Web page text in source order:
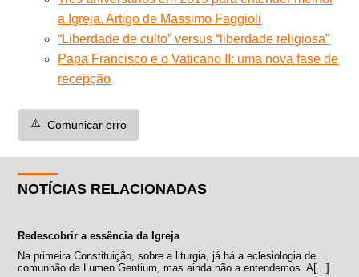
a Igreja. Artigo de Massimo Faggioli
“Liberdade de culto” versus “liberdade religiosa”
Papa Francisco e o Vaticano II: uma nova fase de
recepção
⚠️ Comunicar erro
NOTÍCIAS RELACIONADAS
Redescobrir a essência da Igreja
Na primeira Constituição, sobre a liturgia, já há a eclesiologia de
comunhão da Lumen Gentium, mas ainda não a entendemos. A[...]